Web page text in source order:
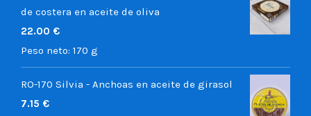
de costera en aceite de oliva
22.00 €
Peso neto: 170 g
RO-170 Silvia - Anchoas en aceite de girasol
7.15 €